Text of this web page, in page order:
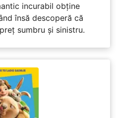
incurabil obține
însă descoperă că
sumbru și sinistru.